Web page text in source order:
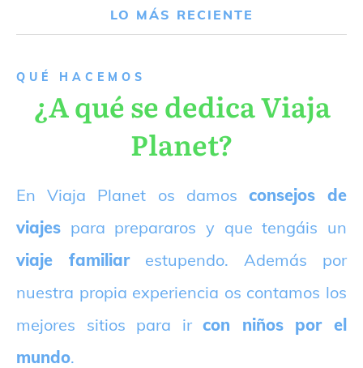
LO MÁS RECIENTE
QUÉ HACEMOS
¿A qué se dedica Viaja
Planet?
En Viaja Planet os damos consejos de
viajes para prepararos y que tengáis un
viaje familiarestupendo. Además por
nuestra propia experiencia os contamos los
mejores sitios para ircon niños por el
mundo.